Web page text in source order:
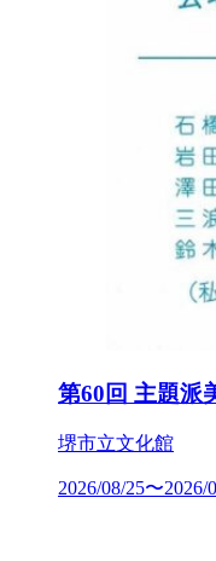
第60回 主題派
堺市立文化館
2026/08/25〜2026/